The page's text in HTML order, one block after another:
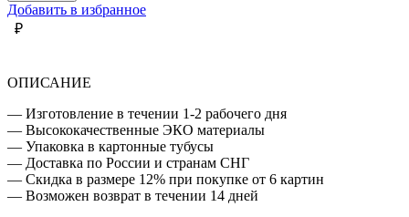
Добавить в избранное
₽
ОПИСАНИЕ
— Изготовление в течении 1-2 рабочего дня
— Высококачественные ЭКО материалы
— Упаковка в картонные тубусы
— Доставка по России и странам СНГ
— Скидка в размере 12% при покупке от 6 картин
— Возможен возврат в течении 14 дней